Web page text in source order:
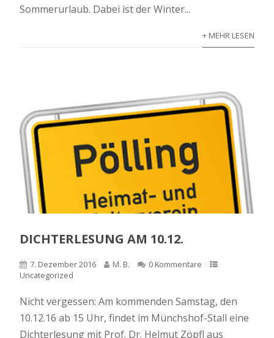
Sommerurlaub. Dabei ist der Winter...
+ MEHR LESEN
DICHTERLESUNG AM 10.12.
7. Dezember 2016 M. B.
0 Kommentare
Uncategorized
Nicht vergessen: Am kommenden Samstag, den
10.12.16 ab 15 Uhr, findet im Münchshof-Stall eine
Dichterlesung mit Prof. Dr. Helmut Zöpfl aus